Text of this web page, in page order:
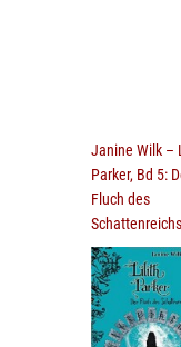
Janine Wilk –
Parker, Bd 5:
Fluch des
Schattenreichs